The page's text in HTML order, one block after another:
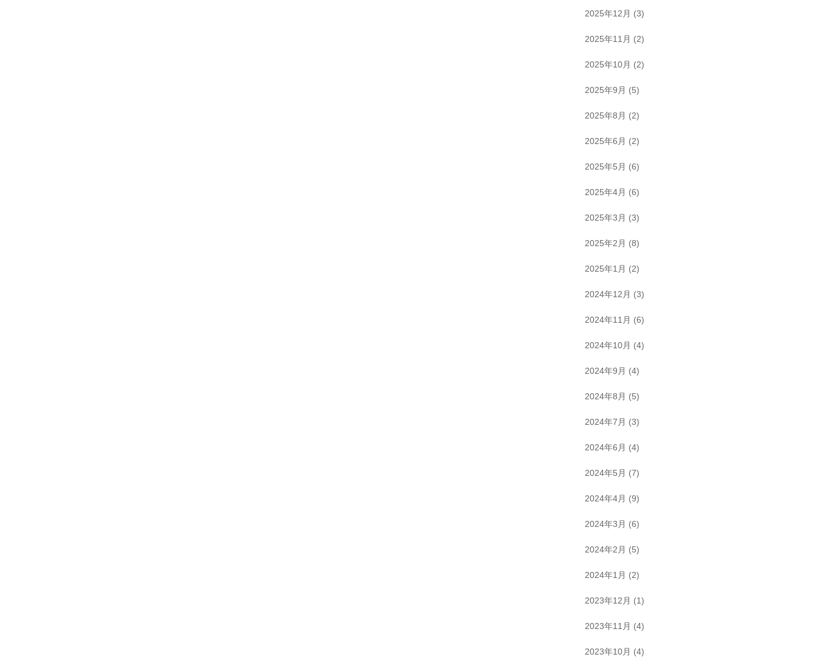
2025年12月 (3)
2025年11月 (2)
2025年10月 (2)
2025年9月 (5)
2025年8月 (2)
2025年6月 (2)
2025年5月 (6)
2025年4月 (6)
2025年3月 (3)
2025年2月 (8)
2025年1月 (2)
2024年12月 (3)
2024年11月 (6)
2024年10月 (4)
2024年9月 (4)
2024年8月 (5)
2024年7月 (3)
2024年6月 (4)
2024年5月 (7)
2024年4月 (9)
2024年3月 (6)
2024年2月 (5)
2024年1月 (2)
2023年12月 (1)
2023年11月 (4)
2023年10月 (4)